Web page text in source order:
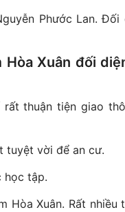
Phước Lan. Đối
Xuân đối
rất thuận tiện giao
tuyệt vời để an cư.
học tập.
Hòa Xuân. Rất nhiều